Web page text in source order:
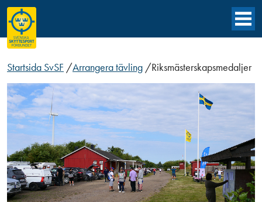
Startsida SvSF /Arrangera tävling /Riksmästerskapsmedaljer